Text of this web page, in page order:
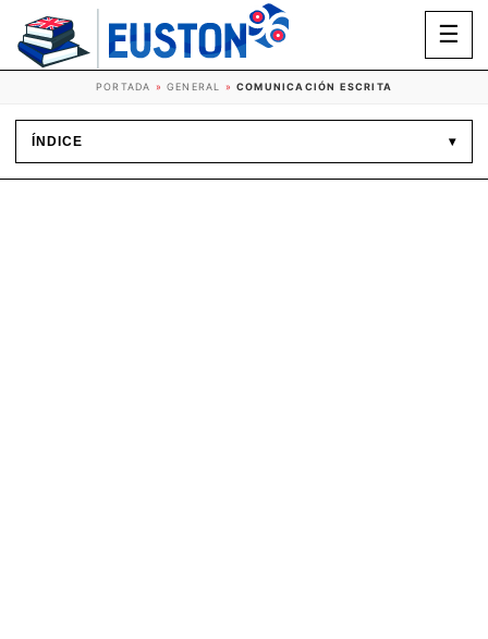
☰
PORTADA » GENERAL »COMUNICACIÓN ESCRITA
ÍNDICE ▾